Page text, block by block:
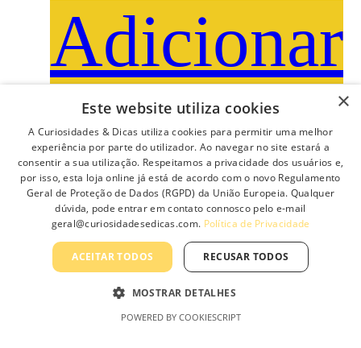
Adicionar
LÂMPADA LED CORN E40
40W
42.65€
Ver
×
Este website utiliza cookies
A Curiosidades & Dicas utiliza cookies para permitir uma melhor
experiência por parte do utilizador. Ao navegar no site estará a
consentir a sua utilização. Respeitamos a privacidade dos usuários e,
por isso, esta loja online já está de acordo com o novo Regulamento
Geral de Proteção de Dados (RGPD) da União Europeia. Qualquer
dúvida, pode entrar em contato connosco pelo e-mail
geral@curiosidadesedicas.com. Política de Privacidade
ACEITAR TODOS RECUSAR TODOS
MOSTRAR DETALHES
POWERED BY COOKIESCRIPT